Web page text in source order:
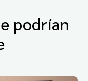
podrían